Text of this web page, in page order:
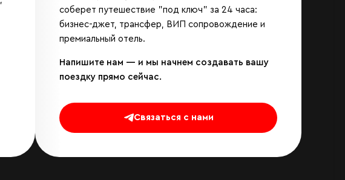
соберет путешествие "под ключ" за 24 часа:
бизнес-джет, трансфер, ВИП сопровождение и
премиальный отель.
Напишите нам — и мы начнем создавать вашу
поездку прямо сейчас.
Связаться с нами